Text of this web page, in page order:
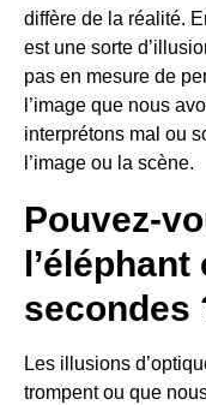
diffère de la réalité.
est une sorte
pas en mesure de
l’image que nous
interprétons mal ou
l’image ou la scène.
Pouvez-
secondes
Les illusions
trompent ou que